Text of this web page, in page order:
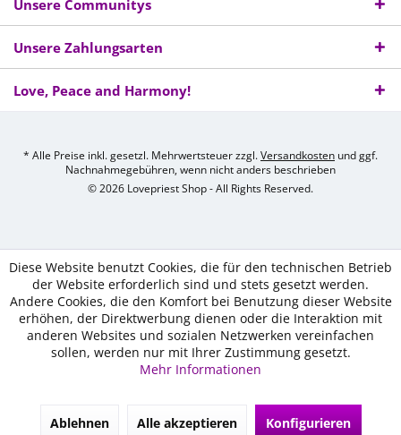
Unsere Communitys
Unsere Zahlungsarten
Love, Peace and Harmony!
* Alle Preise inkl. gesetzl. Mehrwertsteuer zzgl.Versandkosten und ggf.
Nachnahmegebühren, wenn nicht anders beschrieben
© 2026 Lovepriest Shop - All Rights Reserved.
Diese Website benutzt Cookies, die für den technischen Betrieb
der Website erforderlich sind und stets gesetzt werden.
Andere Cookies, die den Komfort bei Benutzung dieser Website
erhöhen, der Direktwerbung dienen oder die Interaktion mit
anderen Websites und sozialen Netzwerken vereinfachen
sollen, werden nur mit Ihrer Zustimmung gesetzt.
Mehr Informationen
Ablehnen Alle akzeptieren Konfigurieren